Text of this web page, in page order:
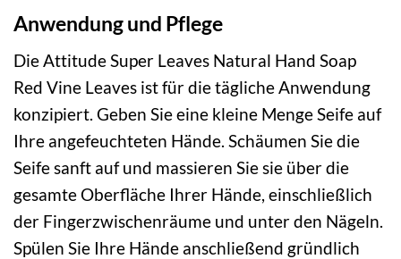
Anwendung und Pflege
Die Attitude Super Leaves Natural Hand Soap
Red Vine Leaves ist für die tägliche Anwendung
konzipiert. Geben Sie eine kleine Menge Seife auf
Ihre angefeuchteten Hände. Schäumen Sie die
Seife sanft auf und massieren Sie sie über die
gesamte Oberfläche Ihrer Hände, einschließlich
der Fingerzwischenräume und unter den Nägeln.
Spülen Sie Ihre Hände anschließend gründlich